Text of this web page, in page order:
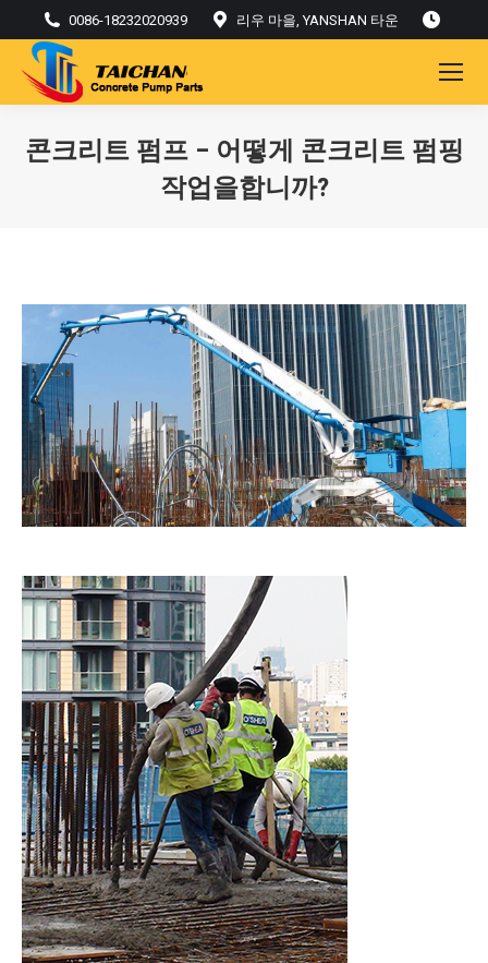
0086-18232020939 리우 마을, YANSHAN 타운
콘크리트 펌프 – 어떻게 콘크리트 펌핑
작업을합니까?